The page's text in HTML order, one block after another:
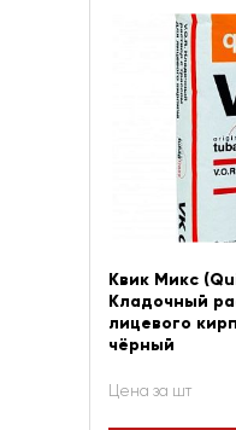
Квик Микс
Кладочный
лицевого
чёрный
Цена за шт